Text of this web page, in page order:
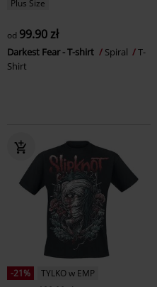
Plus Size
od 99.90 zł
Darkest Fear - T-shirt Spiral
T-
Shirt
-21%
TYLKO w EMP